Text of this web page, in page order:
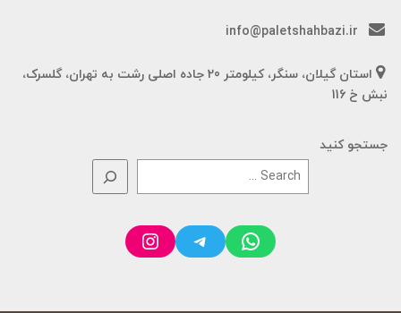
info@paletshahbazi.ir
استان گیلان، سنگر، کیلومتر 20 جاده اصلی رشت به تهران، گلسرک،
نبش خ 116
جستجو کنید
WhatsApp
Telegram
Instagram